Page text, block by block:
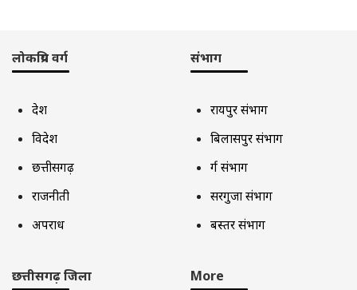
लोकप्रिय वर्ग
देश
विदेश
छत्तीसगढ़
राजनीती
अपराध
संभाग
रायपुर संभाग
बिलासपुर संभाग
दुर्ग संभाग
सरगुजा संभाग
बस्तर संभाग
छत्तीसगढ़ जिला More